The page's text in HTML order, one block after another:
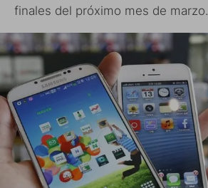
finales del próximo mes de marzo.